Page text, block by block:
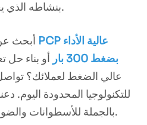
بنشاطه الذي يعتمد على الهواء المضغوط.
أبحث
بضغط 300 بار
أو بناء حل
عالي الضغط لعملائك؟
للتكنولوجيا المحدودة اليوم.
بالجملة للأسطوانات والضواغط أن تدعم نجاح أعمالك.